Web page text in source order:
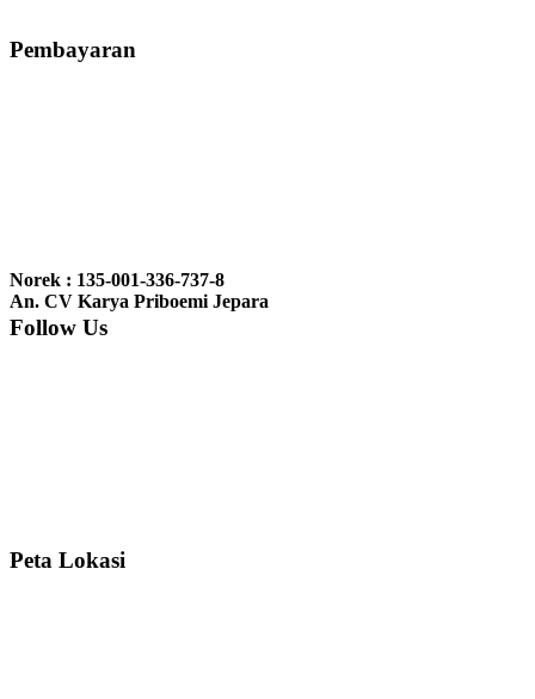
bale2 dan kursi teras saya sudah saya terima dan p...
nyesel deh beli geby...
Pembayaran
Norek : 135-001-336-737-8
An. CV Karya Priboemi Jepara
Follow Us
Peta Lokasi